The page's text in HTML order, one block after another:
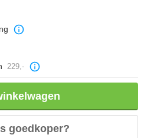
229,-
goedkoper?